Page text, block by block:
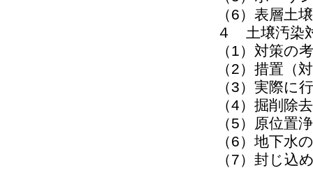
（6）表層土
４ 土壌汚染
（1）対策の
（2）措置（
（3）実際に
（4）掘削除去
（5）原位置
（6）地下水
（7）封じ込